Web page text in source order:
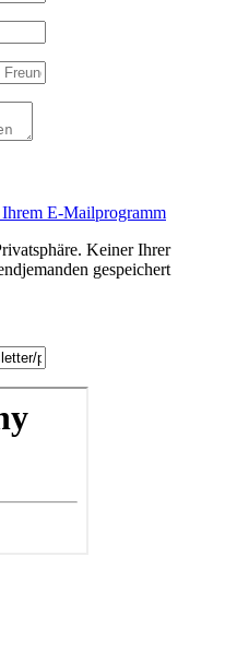
Ihrem E-Mailprogramm
Keiner Ihrer
gespeichert